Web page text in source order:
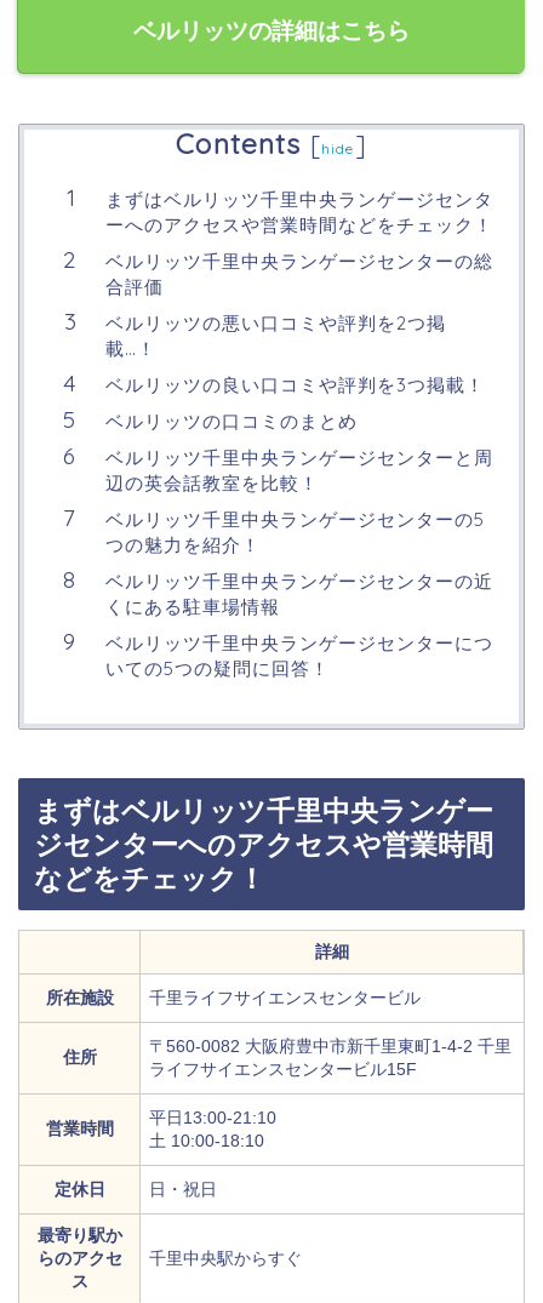
ベルリッツの詳細はこちら
Contents [hide ]
まずはベルリッツ千里中央ランゲージセンタ
ーへのアクセスや営業時間などをチェック！
ベルリッツ千里中央ランゲージセンターの総
合評価
ベルリッツの悪い口コミや評判を2つ掲
載…！
ベルリッツの良い口コミや評判を3つ掲載！
ベルリッツの口コミのまとめ
ベルリッツ千里中央ランゲージセンターと周
辺の英会話教室を比較！
ベルリッツ千里中央ランゲージセンターの5
つの魅力を紹介！
ベルリッツ千里中央ランゲージセンターの近
くにある駐車場情報
ベルリッツ千里中央ランゲージセンターにつ
いての5つの疑問に回答！
まずはベルリッツ千里中央ランゲー
ジセンターへのアクセスや営業時間
などをチェック！
詳細
所在施設 千里ライフサイエンスセンタービル
住所
〒560-0082 大阪府豊中市新千里東町1-4-2 千里
ライフサイエンスセンタービル15F
営業時間
平日13:00-21:10
土 10:00-18:10
定休日 日・祝日
最寄り駅か
らのアクセ
ス
千里中央駅からすぐ